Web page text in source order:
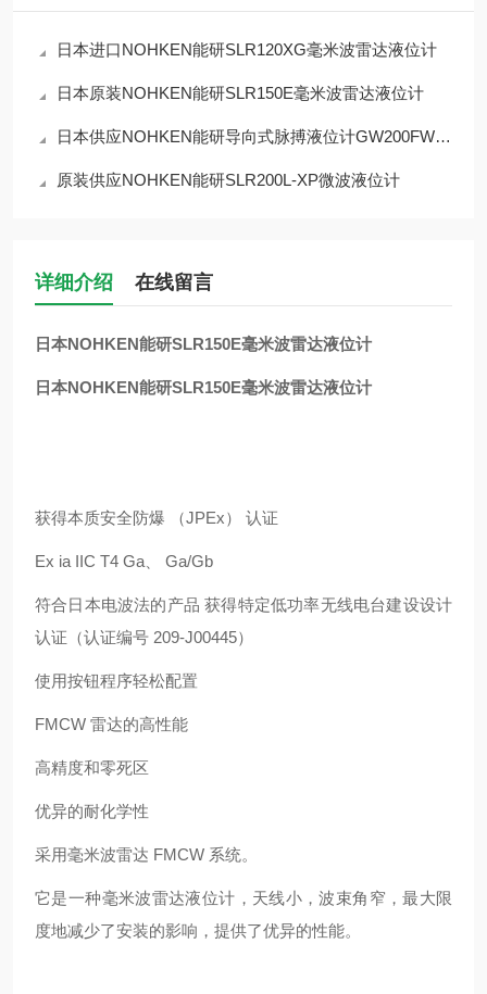
日本进口NOHKEN能研SLR120XG毫米波雷达液位计
日本原装NOHKEN能研SLR150E毫米波雷达液位计
日本供应NOHKEN能研导向式脉搏液位计GW200FWT1
原装供应NOHKEN能研SLR200L-XP微波液位计
详细介绍 在线留言
日本NOHKEN能研SLR150E毫米波雷达液位计
日本NOHKEN能研SLR150E毫米波雷达液位计
获得本质安全防爆 （JPEx） 认证
Ex ia IIC T4 Ga、 Ga/Gb
符合日本电波法的产品 获得特定低功率无线电台建设设计
认证（认证编号 209-J00445）
使用按钮程序轻松配置
FMCW 雷达的高性能
高精度和零死区
优异的耐化学性
采用毫米波雷达 FMCW 系统。
它是一种毫米波雷达液位计，天线小，波束角窄，最大限
度地减少了安装的影响，提供了优异的性能。